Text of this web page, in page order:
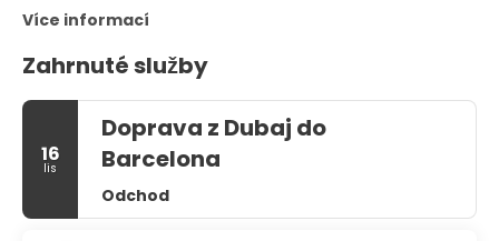
Více informací
Zahrnuté služby
16
lis
Doprava z Dubaj do
Barcelona
Odchod